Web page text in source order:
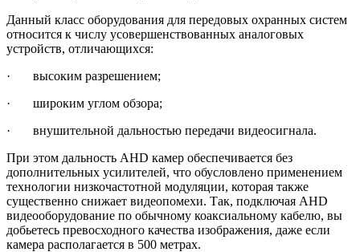
Данный класс оборудования для передовых охранных систем
относится к числу усовершенствованных аналоговых
устройств, отличающихся:
· высоким разрешением;
· широким углом обзора;
· внушительной дальностью передачи видеосигнала.
При этом дальность AHD камер обеспечивается без
дополнительных усилителей, что обусловлено применением
технологии низкочастотной модуляции, которая также
существенно снижает видеопомехи. Так, подключая AHD
видеооборудование по обычному коаксиальному кабелю, вы
добьетесь превосходного качества изображения, даже если
камера располагается в 500 метрах.